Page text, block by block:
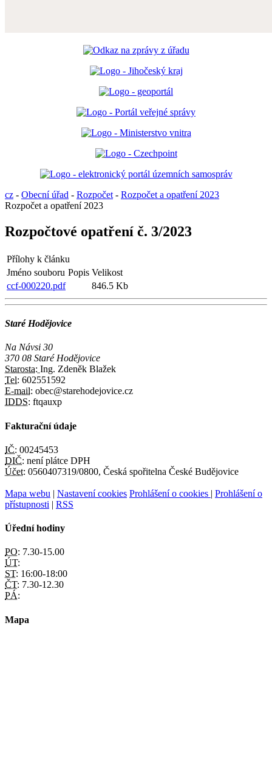
cz - Obecní úřad - Rozpočet - Rozpočet a opatření 2023
Rozpočet a opatření 2023
Rozpočtové opatření č. 3/2023
Přílohy k článku
Jméno souboru Popis Velikost
ccf-000220.pdf
846.5 Kb
Staré Hodějovice
Na Návsi 30
370 08 Staré Hodějovice
Starosta: Ing. Zdeněk Blažek
Tel: 602551592
E-mail: obec@starehodejovice.cz
IDDS: ftqauxp
Fakturační údaje
IČ: 00245453
DIČ: není plátce DPH
Účet: 0560407319/0800, Česká spořitelna České Budějovice
Mapa webu | Nastavení cookies Prohlášení o cookies | Prohlášení o
přístupnosti | RSS
Úřední hodiny
PO: 7.30-15.00
ÚT:
ST: 16:00-18:00
ČT: 7.30-12.30
PÁ:
Mapa